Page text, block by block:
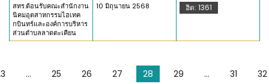
สทร.ต้อนรับคณะสำนักงาน
นิคมอุตสาหกรรมไฮเทค
กบินทร์และองค์การบริหาร
ส่วนตำบลลาดตะเคียน
10 มิถุนายน 2568 ฮิต: 1361
... 25 26 27 28 29 ... 31 32